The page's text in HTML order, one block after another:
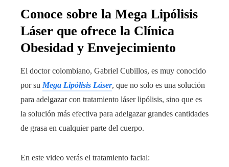
Conoce sobre la Mega Lipólisis
Láser que ofrece la Clínica
Obesidad y Envejecimiento
El doctor colombiano, Gabriel Cubillos, es muy conocido
por su Mega Lipólisis Láser, que no solo es una solución
para adelgazar con tratamiento láser lipólisis, sino que es
la solución más efectiva para adelgazar grandes cantidades
de grasa en cualquier parte del cuerpo.
En este video verás el tratamiento facial: